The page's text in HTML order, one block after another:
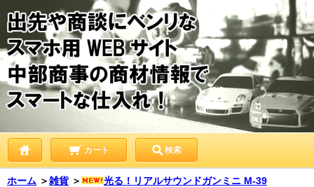
カート 検索
ホーム ＞雑貨 ＞ 光る！リアルサウンドガンミニ M-39